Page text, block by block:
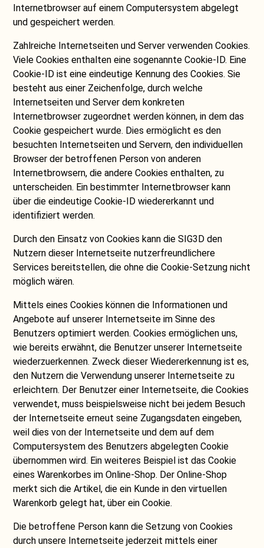
Internetbrowser auf einem Computersystem abgelegt
und gespeichert werden.
Zahlreiche Internetseiten und Server verwenden Cookies.
Viele Cookies enthalten eine sogenannte Cookie-ID. Eine
Cookie-ID ist eine eindeutige Kennung des Cookies. Sie
besteht aus einer Zeichenfolge, durch welche
Internetseiten und Server dem konkreten
Internetbrowser zugeordnet werden können, in dem das
Cookie gespeichert wurde. Dies ermöglicht es den
besuchten Internetseiten und Servern, den individuellen
Browser der betroffenen Person von anderen
Internetbrowsern, die andere Cookies enthalten, zu
unterscheiden. Ein bestimmter Internetbrowser kann
über die eindeutige Cookie-ID wiedererkannt und
identifiziert werden.
Durch den Einsatz von Cookies kann die SIG3D den
Nutzern dieser Internetseite nutzerfreundlichere
Services bereitstellen, die ohne die Cookie-Setzung nicht
möglich wären.
Mittels eines Cookies können die Informationen und
Angebote auf unserer Internetseite im Sinne des
Benutzers optimiert werden. Cookies ermöglichen uns,
wie bereits erwähnt, die Benutzer unserer Internetseite
wiederzuerkennen. Zweck dieser Wiedererkennung ist es,
den Nutzern die Verwendung unserer Internetseite zu
erleichtern. Der Benutzer einer Internetseite, die Cookies
verwendet, muss beispielsweise nicht bei jedem Besuch
der Internetseite erneut seine Zugangsdaten eingeben,
weil dies von der Internetseite und dem auf dem
Computersystem des Benutzers abgelegten Cookie
übernommen wird. Ein weiteres Beispiel ist das Cookie
eines Warenkorbes im Online-Shop. Der Online-Shop
merkt sich die Artikel, die ein Kunde in den virtuellen
Warenkorb gelegt hat, über ein Cookie.
Die betroffene Person kann die Setzung von Cookies
durch unsere Internetseite jederzeit mittels einer